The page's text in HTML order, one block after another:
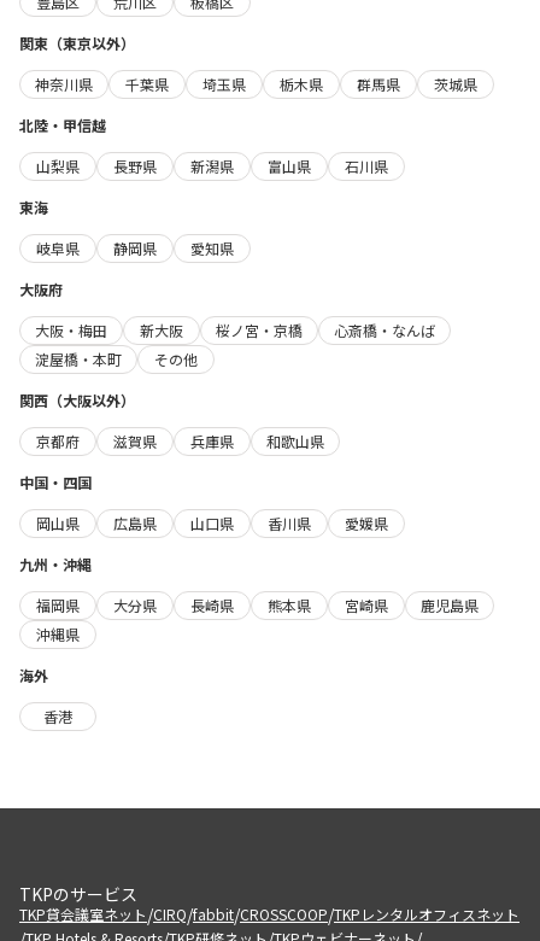
関東（東京以外）
神奈川県
千葉県 埼玉県 栃木県 群馬県
茨城県
北陸・甲信越
山梨県
長野県 新潟県 富山県
石川県
東海
岐阜県
静岡県
愛知県
大阪府
大阪・梅田
新大阪 桜ノ宮・京橋
心斎橋・なんば
淀屋橋・本町
その他
関西（大阪以外）
京都府
滋賀県 兵庫県
和歌山県
中国・四国
岡山県
広島県 山口県 香川県
愛媛県
九州・沖縄
福岡県
大分県 長崎県 熊本県 宮崎県
鹿児島県
沖縄県
海外
香港
TKPのサービス
TKP貸会議室ネット/CIRQ/fabbit/CROSSCOOP/TKPレンタルオフィスネット